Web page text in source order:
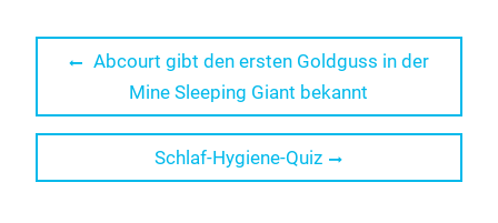
Beitragsnavigation
Previous
post:
Abcourt gibt den ersten Goldguss in der
Mine Sleeping Giant bekannt
Next
post:
Schlaf-Hygiene-Quiz